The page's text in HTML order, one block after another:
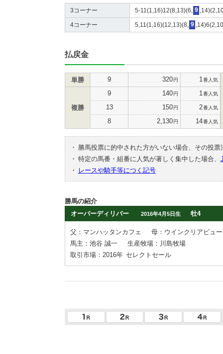
3コーナー 5-11(1,16)12(8,13)(6, 9
4コーナー 5,11(1,16)(12,13)(8, 9
払戻金
単勝 9 320円 1 番人気
複勝
9 140円 1 番人気
13 150円 2番人気
8 2,130円 14番人気
・
勝馬投票に的中された方がいない場合、その投
・ 特定の馬番・組番に人気が著しく集中した場合、
・
レースや騎手等につく記号
勝馬の紹介
オーバーディリバー
2016年4月5日生 牡4
父：マンハッタンカフェ
母：ウインクリアビュー
馬主：池谷 誠一
生産牧場：川島牧場
取引市場：2016年 セレクトセール